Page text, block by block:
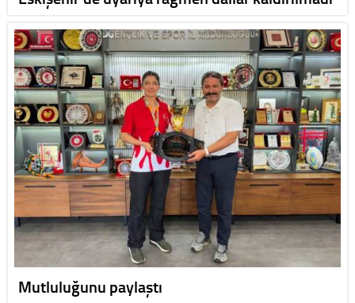
Mutluluğunu paylaştı